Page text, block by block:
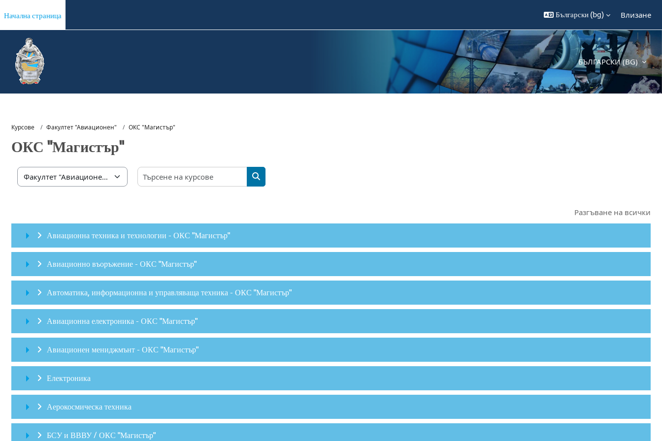
Начална страница Български ‎(bg)‎ Влизане
БЪЛГАРСКИ ‎(BG)‎
Курсове Факултет "Авиационен" ОКС "Магистър"
ОКС "Магистър"
Категории курсове
Търсене на курсове
ТЪРСЕНЕ НА КУРСОВЕ
Разгъване на всички
Авиационна техника и технологии - ОКС "Магистър"
Авиационно въоръжение - ОКС "Магистър"
Автоматика, информационна и управляваща техника - ОКС "Магистър"
Авиационна електроника - ОКС "Магистър"
Авиационен мениджмънт - ОКС "Магистър"
Електроника
Аерокосмическа техника
БСУ и ВВВУ / ОКС "Магистър"